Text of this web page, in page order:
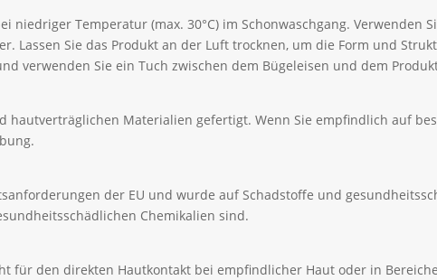
niedriger Temperatur (max. 30°C) im Schonwaschgang.
Lassen Sie das Produkt an der Luft trocknen, um die Form und
verwenden Sie ein Tuch zwischen dem Bügeleisen und dem
Materialien gefertigt. Wenn Sie empfindlich auf
der EU und wurde auf Schadstoffe und
Chemikalien sind.
für den direkten Hautkontakt bei empfindlicher Haut oder in